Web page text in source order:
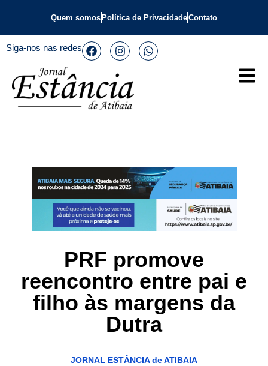
Quem somos Política de PrivacidadeContato
Siga-nos nas redes
PRF promove
reencontro entre pai e
filho às margens da
Dutra
JORNAL ESTÂNCIA de ATIBAIA